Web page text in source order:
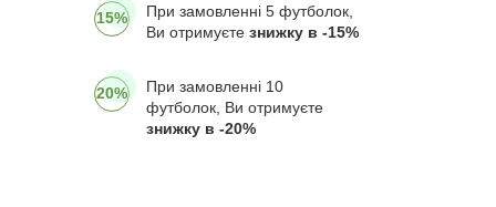
15%
При замовленні 5 футболок,
Ви отримуєте знижку в -15%
20%
При замовленні 10
футболок, Ви отримуєте
знижку в -20%